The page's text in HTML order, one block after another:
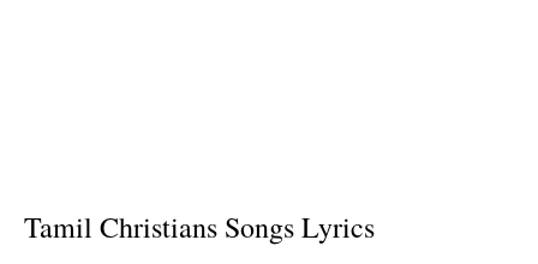
Tamil Christians Songs Lyrics